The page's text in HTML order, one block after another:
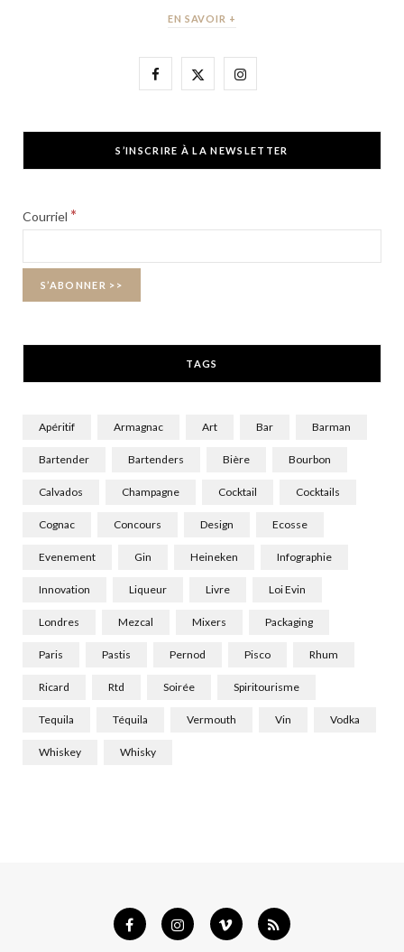
EN SAVOIR +
F
e
X
w
I
t
S’INSCRIRE À LA NEWSLETTER
Courriel *
TAGS
Apéritif Armagnac Art Bar Barman
Bartender Bartenders Bière Bourbon
Calvados Champagne Cocktail Cocktails
Cognac Concours Design Ecosse
Evenement Gin Heineken Infographie
Innovation Liqueur Livre Loi Evin
Londres Mezcal Mixers Packaging
Paris Pastis Pernod Pisco Rhum
Ricard Rtd Soirée Spiritourisme
Tequila Téquila Vermouth Vin Vodka
Whiskey Whisky